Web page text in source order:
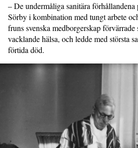
– De undermåliga sanitära
Sörby i kombination med tungt arbete
fruns svenska medborgerskap
vacklande hälsa, och ledde med största
förtida död.